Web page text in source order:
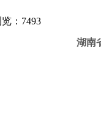
：7493
湖南